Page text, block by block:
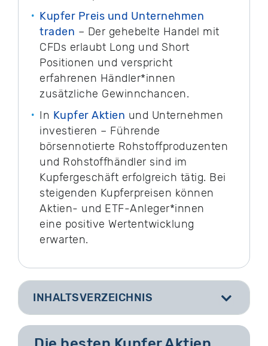
Kupfer Preis und Unternehmen
traden – Der gehebelte Handel mit
CFDs erlaubt Long und Short
Positionen und verspricht
erfahrenen Händler*innen
zusätzliche Gewinnchancen.
In Kupfer Aktien und Unternehmen
investieren – Führende
börsennotierte Rohstoffproduzenten
und Rohstoffhändler sind im
Kupfergeschäft erfolgreich tätig. Bei
steigenden Kupferpreisen können
Aktien- und ETF-Anleger*innen
eine positive Wertentwicklung
erwarten.
INHALTSVERZEICHNIS